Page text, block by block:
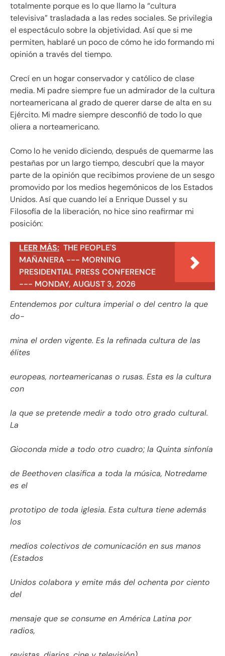
totalmente porque es lo que llamo la “cultura
televisiva” trasladada a las redes sociales. Se privilegia
el espectáculo sobre la objetividad. Así que si me
permiten, hablaré un poco de cómo he ido formando mi
opinión a través del tiempo.
Crecí en un hogar conservador y católico de clase
media. Mi padre siempre fue un admirador de la cultura
norteamericana al grado de querer darse de alta en su
Ejército. Mi madre siempre desconfió de todo lo que
oliera a norteamericano.
Como lo he venido diciendo, después de quemarme las
pestañas por un largo tiempo, descubrí que la mayor
parte de la opinión que recibimos proviene de un sesgo
promovido por los medios hegemónicos de los Estados
Unidos. Así que cuando leí a Enrique Dussel y su
Filosofía de la liberación, no hice sino reafirmar mi
posición:
LEER MÁS: THE PEOPLE'S
MAÑANERA --- MORNING
PRESIDENTIAL PRESS CONFERENCE
--- MONDAY, AUGUST 3, 2026
Entendemos por cultura imperial o del centro la que
do-
mina el orden vigente. Es la refinada cultura de las
élites
europeas, norteamericanas o rusas. Esta es la cultura
con
la que se pretende medir a todo otro grado cultural.
La
Gioconda mide a todo otro cuadro; la Quinta sinfonía
de Beethoven clasifica a toda la música, Notredame
es el
prototipo de toda iglesia. Esta cultura tiene además
los
medios colectivos de comunicación en sus manos
(Estados
Unidos colabora y emite más del ochenta por ciento
del
mensaje que se consume en América Latina por
radios,